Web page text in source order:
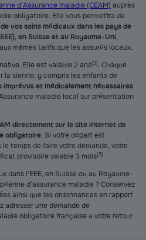
d’Assurance maladie (CEAM) auprès
obligatoire. Elle vous permettra de
vos soins médicaux dans les pays de
en Suisse et au Royaume-Uni,
mêmes tarifs que les assurés locaux.
Elle est valable 2 ans(3). Chaque
la sienne, y compris les enfants de
imprévus et médicalement nécessaires
maladie local sur présentation
directement sur le site internet de
obligatoire. Si votre départ est
le temps de faire votre demande, votre
provisoire valable 3 mois(3).
dans l’EEE, en Suisse ou au Royaume-
d’assurance maladie ? Conservez
ainsi que les ordonnances en rapport
adresser une demande de
obligatoire française à votre retour